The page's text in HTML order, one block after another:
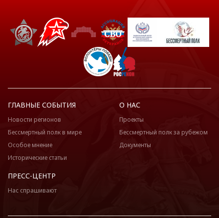
ГЛАВНЫЕ СОБЫТИЯ
Новости регионов
Бессмертный полк в мире
Особое мнение
Исторические статьи
О НАС
Проекты
Бессмертный полк за рубежом
Документы
ПРЕСС-ЦЕНТР
Нас спрашивают